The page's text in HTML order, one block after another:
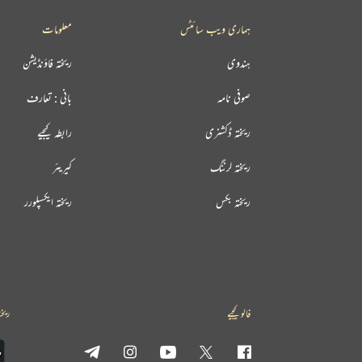
معلومات
ریختہ فاؤنڈیشن
بانی : تعارف
رابطہ کیجیے
کیریئر
ریختہ ایکسپلورر
ہماری ویب سائٹس
ہندوی
صوفی نامہ
ریختہ ڈکشنری
ریختہ لرننگ
ریختہ بکس
فالو کیجیے